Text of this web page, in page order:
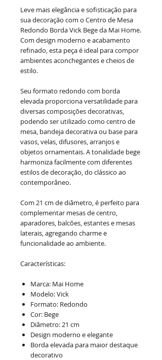
Leve mais elegância e sofisticação para
sua decoração com o Centro de Mesa
Redondo Borda Vick Bege da Mai Home.
Com design moderno e acabamento
refinado, esta peça é ideal para compor
ambientes aconchegantes e cheios de
estilo.
Seu formato redondo com borda
elevada proporciona versatilidade para
diversas composições decorativas,
podendo ser utilizado como centro de
mesa, bandeja decorativa ou base para
vasos, velas, difusores, arranjos e
objetos ornamentais. A tonalidade bege
harmoniza facilmente com diferentes
estilos de decoração, do clássico ao
contemporâneo.
Com 21 cm de diâmetro, é perfeito para
complementar mesas de centro,
aparadores, balcões, estantes e mesas
laterais, agregando charme e
funcionalidade ao ambiente.
Características:
Marca: Mai Home
Modelo: Vick
Formato: Redondo
Cor: Bege
Diâmetro: 21 cm
Design moderno e elegante
Borda elevada para maior destaque
decorativo